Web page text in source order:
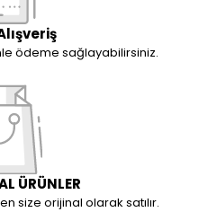
ödeme sağlayabilirsiniz.
ÜRÜNLER
size orijinal olarak satılır.